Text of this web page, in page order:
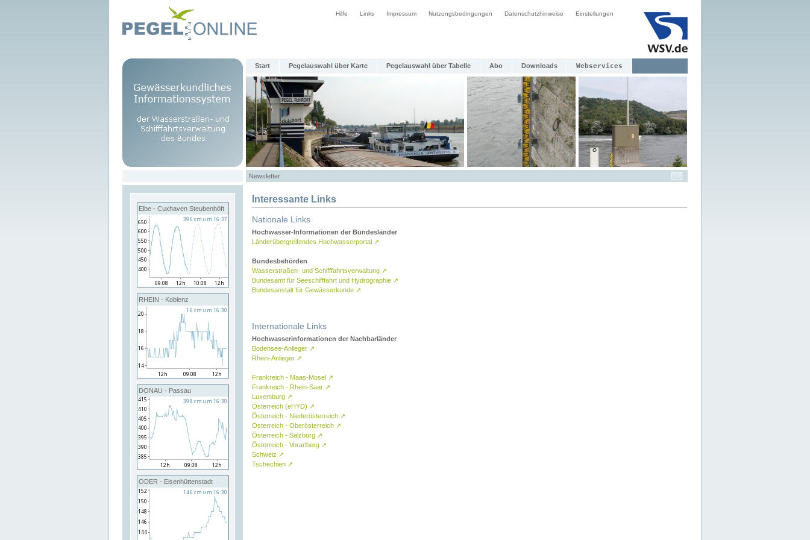
Hilfe Links Impressum Nutzungsbedingungen Datenschutzhinweise Einstellungen
Start Pegelauswahl über Karte Pegelauswahl über Tabelle Abo Downloads Webservices
Newsletter
Elbe - Cuxhaven Steubenhöft
RHEIN - Koblenz
DONAU - Passau
ODER - Eisenhüttenstadt
Interessante Links
Nationale Links
Hochwasser-Informationen der Bundesländer
Länderübergreifendes Hochwasserportal ↗
Bundesbehörden
Wasserstraßen- und Schifffahrtsverwaltung ↗
Bundesamt für Seeschifffahrt und Hydrographie ↗
Bundesanstalt für Gewässerkunde ↗
Internationale Links
Hochwasserinformationen der Nachbarländer
Bodensee-Anlieger ↗
Rhein-Anlieger ↗
Frankreich - Maas-Mosel ↗
Frankreich - Rhein-Saar ↗
Luxemburg ↗
Österreich (eHYD) ↗
Österreich - Niederösterreich ↗
Österreich - Oberösterreich ↗
Österreich - Salzburg ↗
Österreich - Vorarlberg ↗
Schweiz ↗
Tschechien ↗